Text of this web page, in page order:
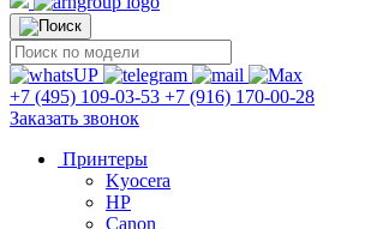
+7 (495) 109-03-53 +7 (916) 170-00-28
Заказать звонок
Принтеры
Kyocera
HP
Canon